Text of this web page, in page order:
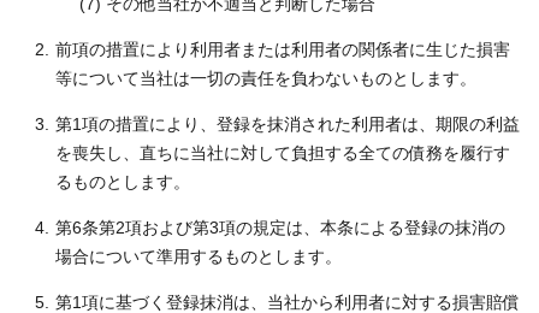
前項の措置により利用者または利用者の関係者に生じた損害
等について当社は一切の責任を負わないものとします。
第1項の措置により、登録を抹消された利用者は、期限の利益
を喪失し、直ちに当社に対して負担する全ての債務を履行す
るものとします。
第6条第2項および第3項の規定は、本条による登録の抹消の
場合について準用するものとします。
第1項に基づく登録抹消は、当社から利用者に対する損害賠償